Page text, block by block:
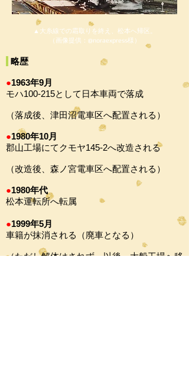
▲大糸線での霜取りを終え、松本へ帰区。
（画像提供：@noraexpress様）
略歴
●1963年9月
モハ100-215として日本車両で落成
（落成後、津田沼電車区へ配置される）
●1980年10月
郡山工場にてクモヤ145-2へ改造される
（改造後、森ノ宮電車区へ配置される）
●1980年代
松本運転所へ転属
●1999年5月
車籍が抹消される（廃車となる）
（ただし解体はされず、以後、大船工場へ移